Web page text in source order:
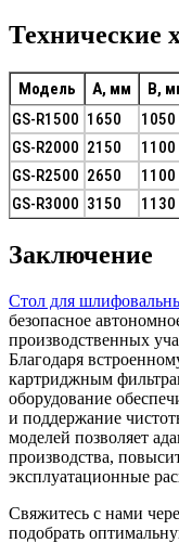
Технические
Модель A, мм B,
GS-R1500 1650 1050
GS-R2000 2150 1100
GS-R2500 2650 1100
GS-R3000 3150 1130
Заключение
Стол для
безопасное
производственных
Благодаря
картриджным
оборудование
и поддержание
моделей позволяет
производства,
эксплуатационные
Свяжитесь с нами
подобрать